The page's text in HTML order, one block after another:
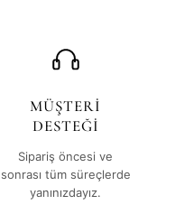
MÜŞTERİ
DESTEĞİ
Sipariş öncesi ve
sonrası tüm süreçlerde
yanınızdayız.